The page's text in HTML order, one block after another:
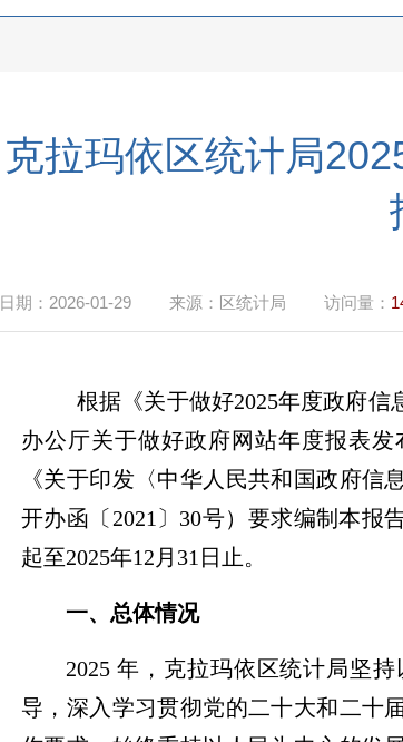
克拉玛依区统计局
日期： 2026-01-29 来源： 区统计局 访问量：
根据《关于做好2025年度政府信
办公厅关于做好政府网站年度报表
《关于印发〈中华人民共和国政府
开办函〔 2021 〕 30号）要求编制本报
起至2025年12 月 31 日止。
一、总体情况
2025 年，克拉玛依区统计局坚
导，深入学习贯彻党的二十大和二十